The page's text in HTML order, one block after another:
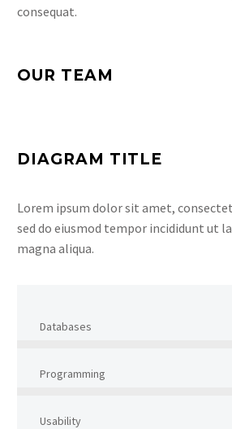
consequat.
OUR TEAM
DIAGRAM TITLE
Lorem ipsum dolor sit amet,
sed do eiusmod tempor incididunt ut
magna aliqua.
Databases
Programming
Usability